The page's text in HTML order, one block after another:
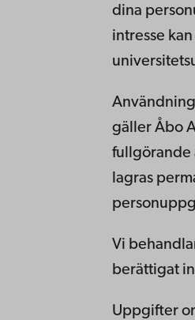
dina
intresse
gäller Åbo
fullgörande
lagras
Vi
berättigat
Uppgifter